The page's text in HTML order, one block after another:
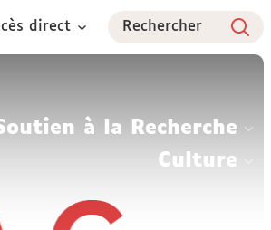
direct Rechercher
à la Recherche
Culture